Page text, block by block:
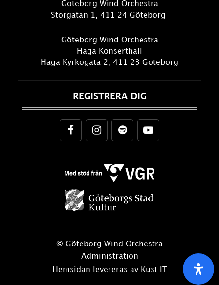
Göteborg Wind Orchestra
Storgatan 1, 411 24 Göteborg
Göteborg Wind Orchestra
Haga Konserthall
Haga Kyrkogata 2, 411 23 Göteborg
REGISTRERA DIG
© Göteborg Wind Orchestra
Administration
Hemsidan levereras av Kust IT